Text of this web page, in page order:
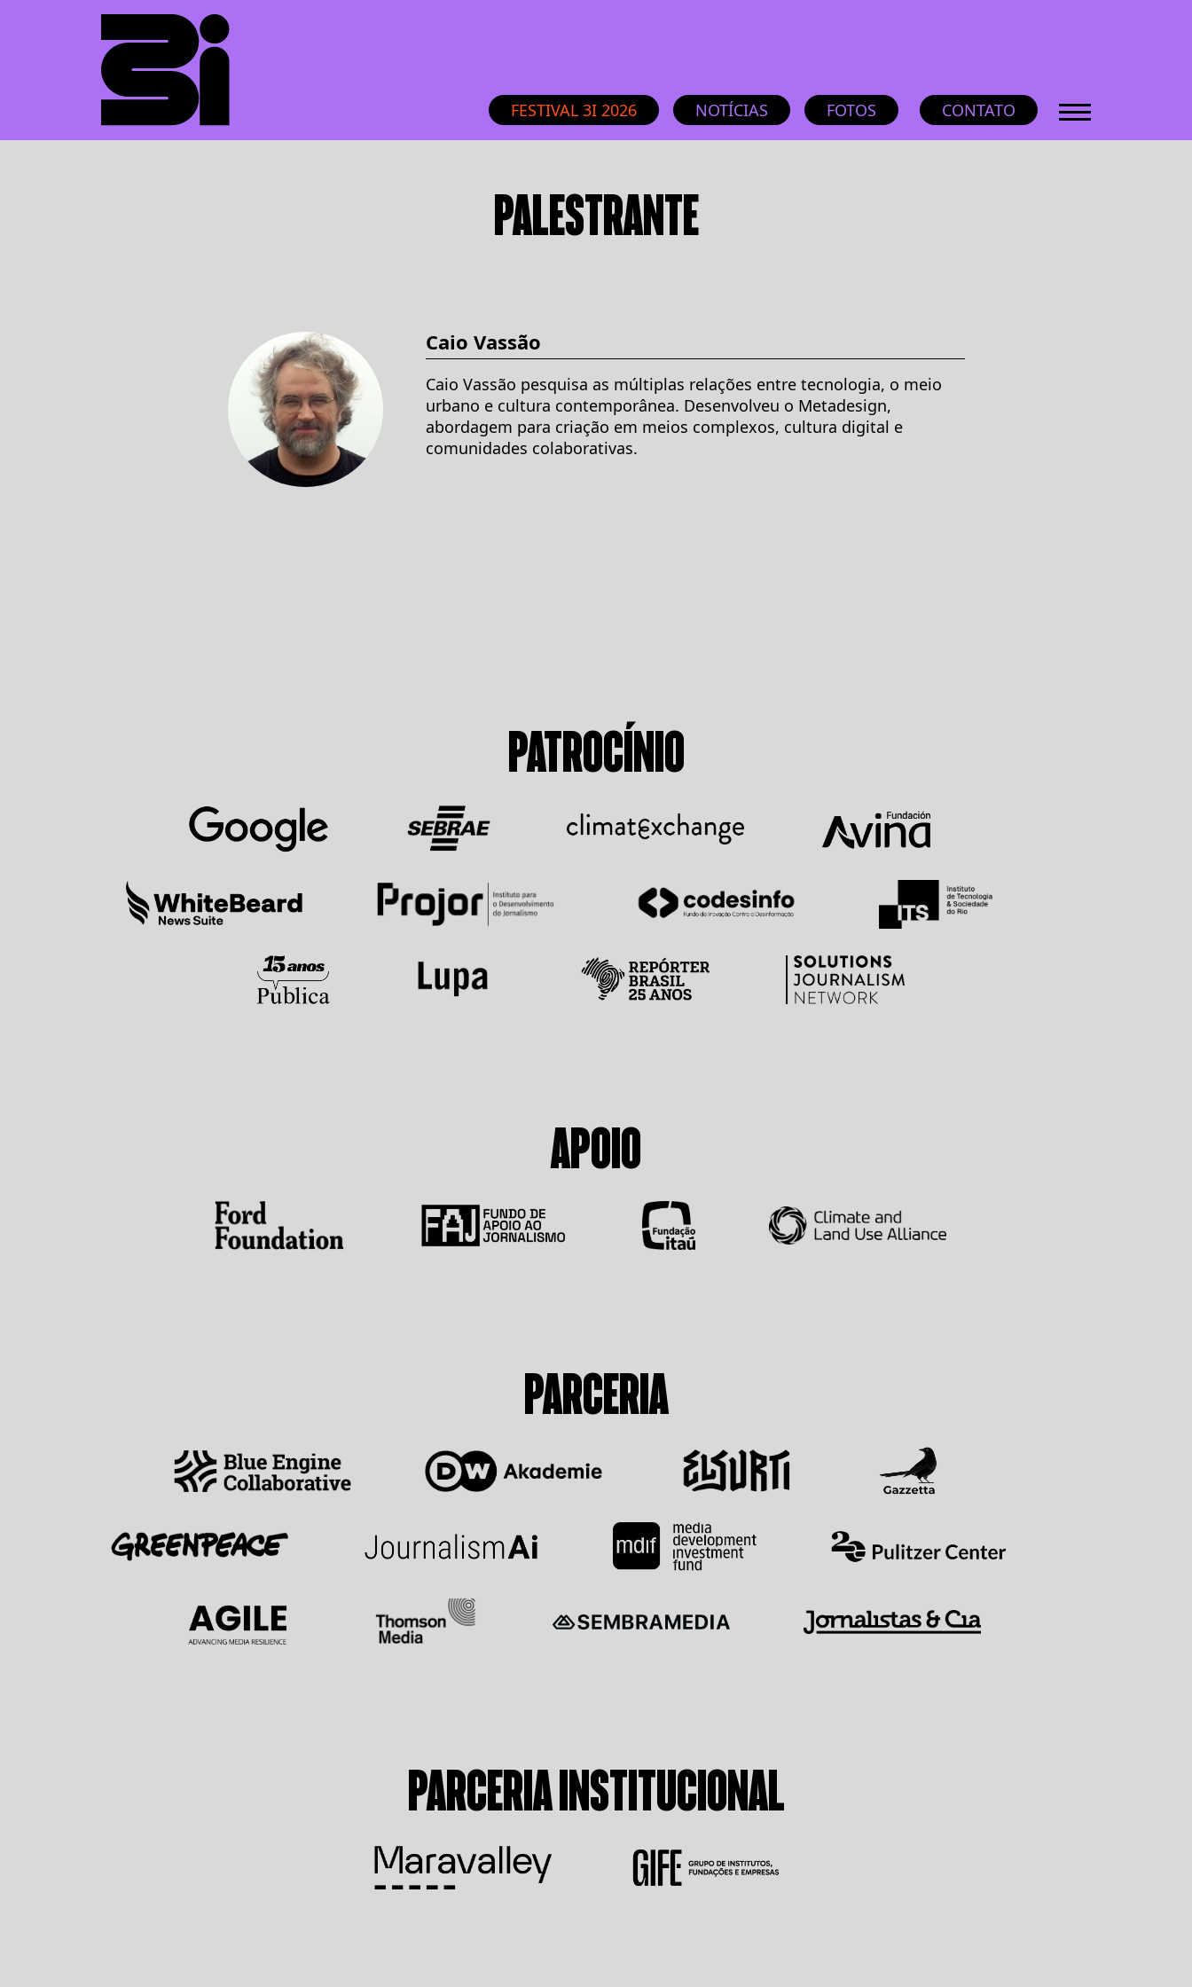
FESTIVAL 3I 2026 NOTÍCIAS FOTOS CONTATO
PALESTRANTE
Caio Vassão
Caio Vassão pesquisa as múltiplas relações entre tecnologia, o meio
urbano e cultura contemporânea. Desenvolveu o Metadesign,
abordagem para criação em meios complexos, cultura digital e
comunidades colaborativas.
PATROCÍNIO
APOIO
PARCERIA
PARCERIA INSTITUCIONAL